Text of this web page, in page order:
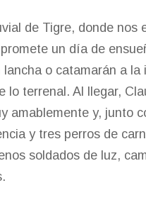
de Tigre, donde nos
un día de
o catamarán a
terrenal. Al llegar,
amablemente y, junto
y tres perros de
soldados de luz,